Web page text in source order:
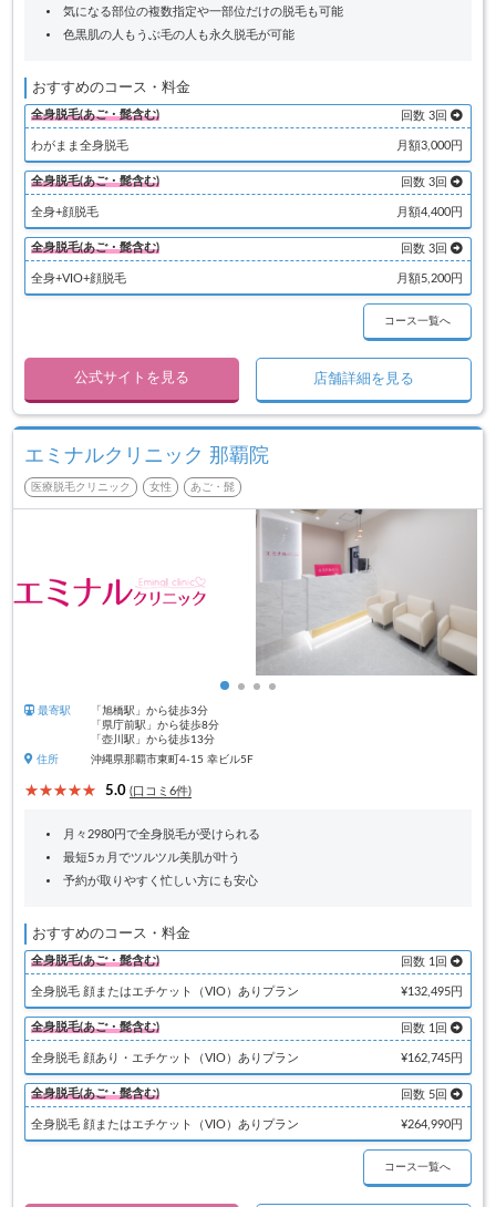
気になる部位の複数指定や一部位だけの脱毛も可能
色黒肌の人もうぶ毛の人も永久脱毛が可能
おすすめのコース・料金
全身脱毛(あご・髭含む) 回数 3回
わがまま全身脱毛 月額3,000円
全身脱毛(あご・髭含む) 回数 3回
全身+顔脱毛 月額4,400円
全身脱毛(あご・髭含む) 回数 3回
全身+VIO+顔脱毛 月額5,200円
コース一覧へ
公式サイトを見る 店舗詳細を見る
エミナルクリニック 那覇院
医療脱毛クリニック 女性 あご・髭
最寄駅
「旭橋駅」から徒歩3分
「県庁前駅」から徒歩8分
「壺川駅」から徒歩13分
住所
沖縄県那覇市東町4-15 幸ビル5F
5.0 (口コミ6件)
月々2980円で全身脱毛が受けられる
最短5ヵ月でツルツル美肌が叶う
予約が取りやすく忙しい方にも安心
おすすめのコース・料金
全身脱毛(あご・髭含む) 回数 1回
全身脱毛 顔またはエチケット（VIO）ありプラン ¥132,495円
全身脱毛(あご・髭含む) 回数 1回
全身脱毛 顔あり・エチケット（VIO）ありプラン ¥162,745円
全身脱毛(あご・髭含む) 回数 5回
全身脱毛 顔またはエチケット（VIO）ありプラン ¥264,990円
コース一覧へ